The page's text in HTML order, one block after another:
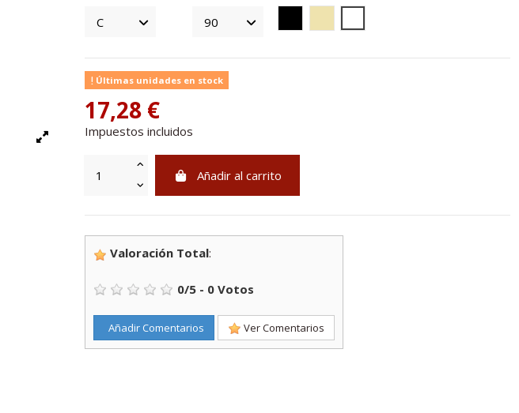
Últimas unidades en stock
17,28 €
Impuestos incluidos
Añadir al carrito
Valoración Total:
0/5 - 0 Votos
Añadir Comentarios Ver Comentarios